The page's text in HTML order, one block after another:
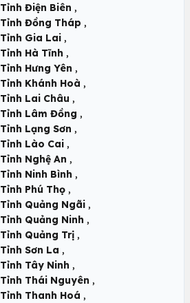
Tỉnh Điện Biên ,
Tỉnh Đồng Tháp ,
Tỉnh Gia Lai ,
Tỉnh Hà Tĩnh ,
Tỉnh Hưng Yên ,
Tỉnh Khánh Hoà ,
Tỉnh Lai Châu ,
Tỉnh Lâm Đồng ,
Tỉnh Lạng Sơn ,
Tỉnh Lào Cai ,
Tỉnh Nghệ An ,
Tỉnh Ninh Bình ,
Tỉnh Phú Thọ ,
Tỉnh Quảng Ngãi ,
Tỉnh Quảng Ninh ,
Tỉnh Quảng Trị ,
Tỉnh Sơn La ,
Tỉnh Tây Ninh ,
Tỉnh Thái Nguyên ,
Tỉnh Thanh Hoá ,